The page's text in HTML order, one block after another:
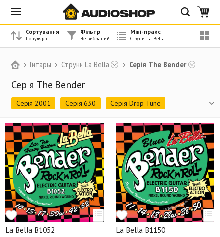
Гитары Струни La Bella Серія The Bender
Серія The Bender
Серія 2001 Серія 630
Серія Drop Tune
Серія HRS
Серія Phosphor Bronze
Серія PROFESSIONAL
Серія RX
Серія Silk&Steel
Серія Silver Plated
Серія Specialty Sets
Серія The Bender
Серія VIVACE
Струни для укулеле
La Bella B1052
La Bella B1150
Сортування Фільтр Міні-прайс